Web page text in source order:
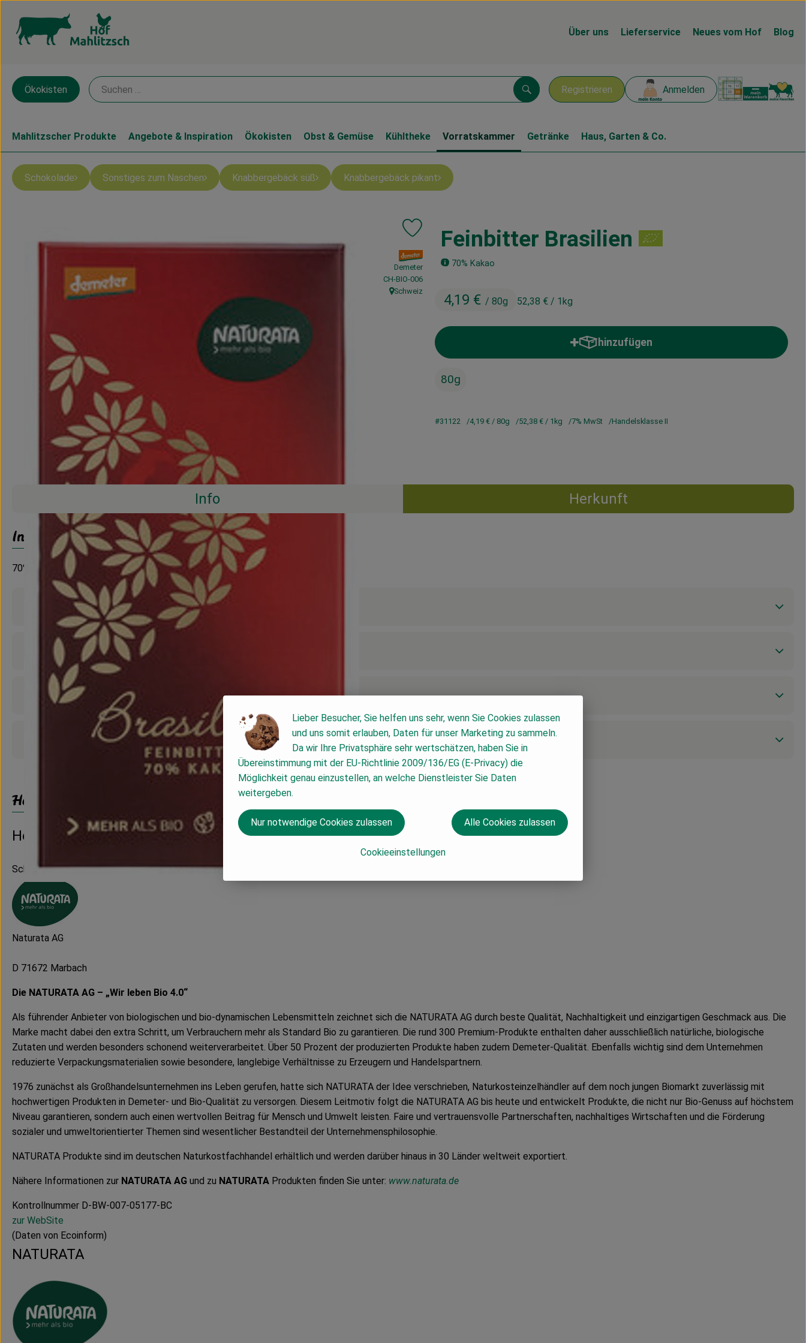
Über uns Lieferservice Neues vom Hof Blog
Registrieren Anmelden
Suchen
Ökokisten
Mahlitzscher Produkte Angebote & Inspiration Ökokisten Obst & Gemüse Kühltheke Vorratskammer Getränke Haus, Garten & Co.
Schokolade Sonstiges zum Naschen Knabbergebäck süß Knabbergebäck pikant
Feinbitter Brasilien
70% Kakao
4,19 € / 80g 52,38 € / 1kg
Produkt zu Favouriten hinzufügen
, Verband:
Demeter
, Kontrollstelle:
CH-BIO-006
, Herkunft:
Schweiz
hinzufügen
Produkt zum Warenkorb hinzufügen
80g
#31122 4,19 € / 80g 52,38 € / 1kg 7% MwSt Handelsklasse II
Info Herkunft
Info
70% Kakao
Produktinformationen
Zutaten
Nährwert-Info
Produktdatenblatt
Herkunft
Hersteller: NATURATA
Schweiz
Naturata AG
D 71672 Marbach
Die NATURATA AG – „Wir leben Bio 4.0“
Als führender Anbieter von biologischen und bio-dynamischen Lebensmitteln zeichnet sich die NATURATA AG durch beste Qualität, Nachhaltigkeit und einzigartigen Geschmack aus. Die
Marke macht dabei den extra Schritt, um Verbrauchern mehr als Standard Bio zu garantieren. Die rund 300 Premium-Produkte enthalten daher ausschließlich natürliche, biologische
Zutaten und werden besonders schonend weiterverarbeitet. Über 50 Prozent der produzierten Produkte haben zudem Demeter-Qualität. Ebenfalls wichtig sind dem Unternehmen
reduzierte Verpackungsmaterialien sowie besondere, langlebige Verhältnisse zu Erzeugern und Handelspartnern.
1976 zunächst als Großhandelsunternehmen ins Leben gerufen, hatte sich NATURATA der Idee verschrieben, Naturkosteinzelhändler auf dem noch jungen Biomarkt zuverlässig mit
hochwertigen Produkten in Demeter- und Bio-Qualität zu versorgen. Diesem Leitmotiv folgt die NATURATA AG bis heute und entwickelt Produkte, die nicht nur Bio-Genuss auf höchstem
Niveau garantieren, sondern auch einen wertvollen Beitrag für Mensch und Umwelt leisten. Faire und vertrauensvolle Partnerschaften, nachhaltiges Wirtschaften und die Förderung
sozialer und umweltorientierter Themen sind wesentlicher Bestandteil der Unternehmensphilosophie.
NATURATA Produkte sind im deutschen Naturkostfachhandel erhältlich und werden darüber hinaus in 30 Länder weltweit exportiert.
Nähere Informationen zur NATURATA AG und zu NATURATA Produkten finden Sie unter: www.naturata.de
Kontrollnummer D-BW-007-05177-BC
zur WebSite
(Daten von Ecoinform)
NATURATA
Lieber Besucher, Sie helfen uns sehr, wenn Sie Cookies zulassen
und uns somit erlauben, Daten für unser Marketing zu sammeln.
Da wir Ihre Privatsphäre sehr wertschätzen, haben Sie in
Übereinstimmung mit der EU-Richtlinie 2009/136/EG (E-Privacy) die
Möglichkeit genau einzustellen, an welche Dienstleister Sie Daten
weitergeben.
Cookieeinstellungen
Nur notwendige Cookies zulassen Alle Cookies zulassen